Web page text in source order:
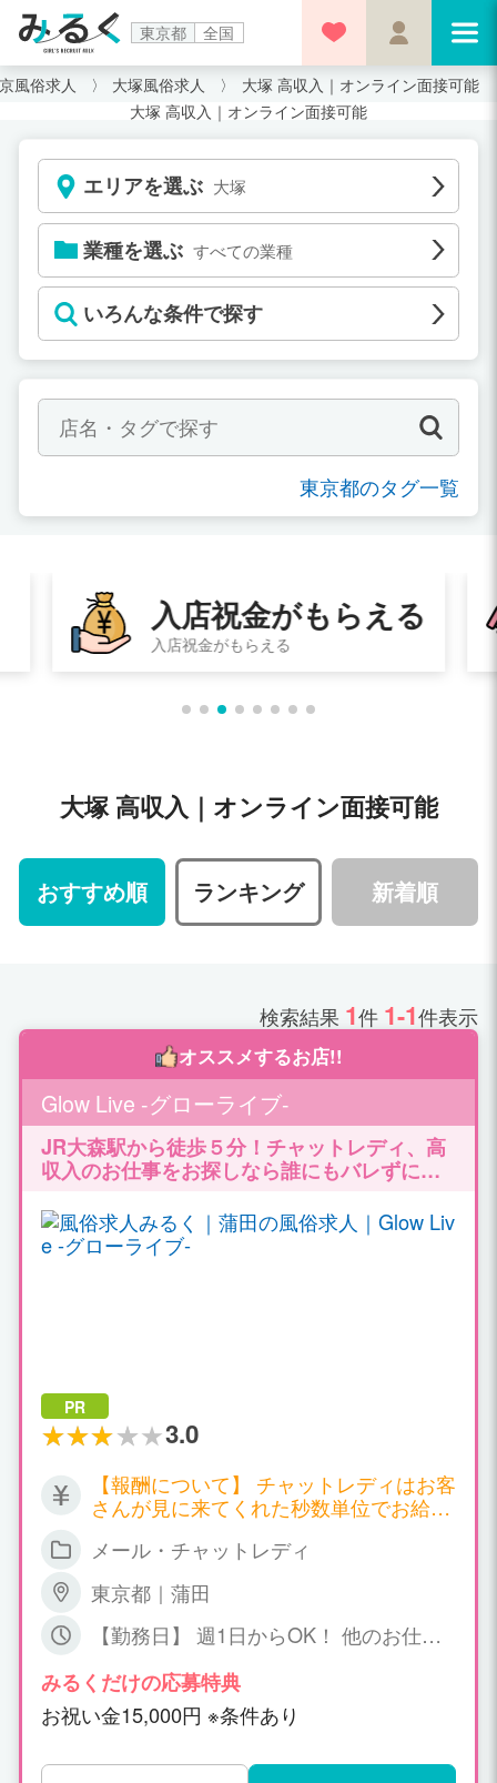
東京都 全国
風俗求人 大塚風俗求人
大塚 高収入｜オンライン面接可能
大塚 高収入｜オンライン面接可能
エリアを選ぶ 大塚
業種を選ぶ すべての業種
いろんな条件で探す
東京都のタグ一覧
入店祝金がもらえる
入店祝金がもらえる
大塚 高収入｜オンライン面接可能
おすすめ順 ランキング 新着順
検索結果 1件 1-1件表示
オススメするお店!!
Glow Live -グローライブ-
JR大森駅から徒歩５分！チャットレディ、高
収入のお仕事をお探しなら誰にもバレずには
します。高収入バイトで充実のプライベート♪
PR
3.0
【報酬について】 チャットレディはお客
さんが見に来てくれた秒数単位でお給料
に報酬も違ってくるのですが、以下一例
2,700円～7,200円 ▼ツーショットチャッ
ト 時給 2,700円～4,500円 ▼パーティ
ーチャット 時給 1,800円～（＊一人の
お客様と話する場合） 同時に会話するお
客様が増えれば増える程、時給ＵＰ！ 平
均で時給3,000円以上、5,000円以上の方
気軽にお問い合わせください。
メール・チャットレディ
東京都｜蒲田
【勤務日】 週1日からOK！ 他のお仕事
深夜、短時間でもOK! ご相談下さい
みるくだけの応募特典
お祝い金15,000円 ※条件あり